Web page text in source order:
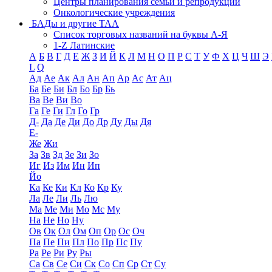
Онкологические учреждения
БАДы и другие ТАА
Список торговых названий на буквы А-Я
1-Z Латинские
А Б В Г Д Е Ж З И Й К Л М Н О П Р С Т У Ф Х Ц Ч Ш Э
L Q
Ад Ае Ак Ал Ан Ап Ар Ас Ат Ац
Ба Бе Би Бл Бо Бр Бь
Ва Ве Ви Во
Га Ге Ги Гл Го Гр
Д- Да Де Ди До Др Ду Ды Дя
Е-
Же Жи
За Зв Зд Зе Зи Зо
Иг Из Им Ин Ип
Йо
Ка Ке Ки Кл Ко Кр Ку
Ла Ле Ли Ль Лю
Ма Ме Ми Мо Мс Му
На Не Но Ну
Ов Ок Ол Ом Оп Ор Ос Оч
Па Пе Пи Пл По Пр Пс Пу
Ра Ре Ри Ру Ры
Са Св Се Си Ск Со Сп Ср Ст Су